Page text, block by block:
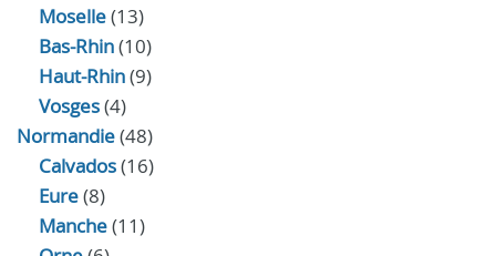
Moselle(13)
Bas-Rhin(10)
Haut-Rhin(9)
Vosges(4)
Normandie(48)
Calvados(16)
Eure(8)
Manche(11)